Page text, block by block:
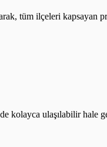
tüm ilçeleri
kolayca ulaşılabilir hale